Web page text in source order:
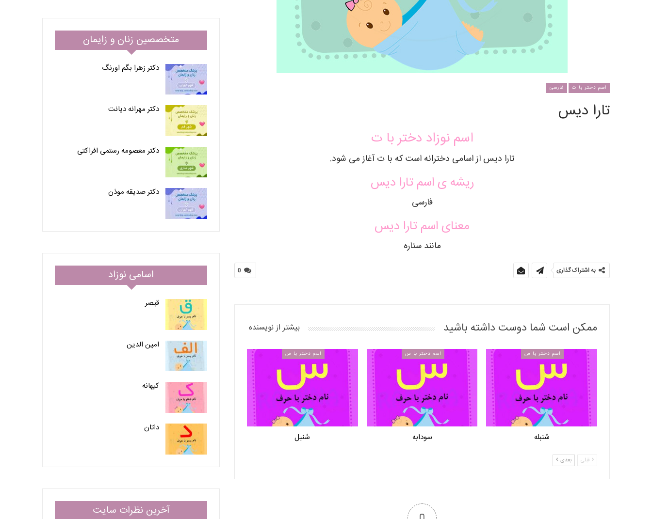
اسم دختر با ت فارسی
تارا دیس
اسم نوزاد دختر با ت
تارا دیس از اسامی دخترانه است که با ت آغاز می شود.
ریشه ی اسم تارا دیس
فارسی
معنای اسم تارا دیس
مانند ستاره
0 به اشتراک گذاری
ممکن است شما دوست داشته باشید بیشتر از نویسنده
اسم دختر با س
سُنبله
اسم دختر با س
سودابه
اسم دختر با س
سُنبل
قبلی بعدی
متخصصین زنان و زایمان
دکتر زهرا بگم اورنگ
دکتر مهرانه دیانت
دکتر معصومه رستمی افراکتی
دکتر صدیقه موذن
اسامی نوزاد
قیصر
امین الدین
کیهانه
داتان
آخرین نظرات سایت